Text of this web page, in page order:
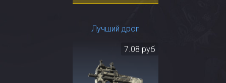
Лучший дроп
7.08 руб